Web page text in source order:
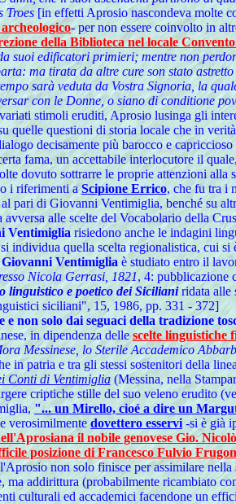
Troes [in effetti Aprosio nascondeva molte
- per non essere coinvolto in
della Biblioteca nel locale
suoi edificatori primieri; mentre non
ma tirata da altre cure son stato
sarà veduta da Vostra Signoria, la
con le Donne, o siano di conditione
stimoli eruditi, Aprosio lusinga gli
questioni di storia locale che in
decisamente più barocco e
fama, un accettabile interlocutore il
dovuto sottrarre le proprie attenzioni alla
i riferimenti aScipione Errico, che fu tra i
pari di Giovanni Ventimiglia, benché su
avversa alle scelte del Vocabolario della
Ventimigliarisiedono anche le indagini
quella scelta regionalistica, cui
Giovanni Ventimiglia è studiato entro il
Nicola Gerrasi, 1821, 4: pubblicazione
linguistico e poetico dei Sicilianiridata alle
siciliani", 15, 1986, pp. 331 - 372]
e non solo dai seguaci della tradizione
in dipendenza dellescelte linguistiche
Messinese, lo Sterile Accademico
in patria e tra gli stessi sostenitori della
Conti di Ventimiglia(Messina, nella
criptiche stille del suo veleno
"... un Mirello, cioé a dire un
verosimilmente dovettero esservi-si è già
il nobile genovese Gio.
posizione di Francesco Fulvio
non solo finisce per assimilare
addirittura (probabilmente ricambiato
culturali ed accademici facendone un